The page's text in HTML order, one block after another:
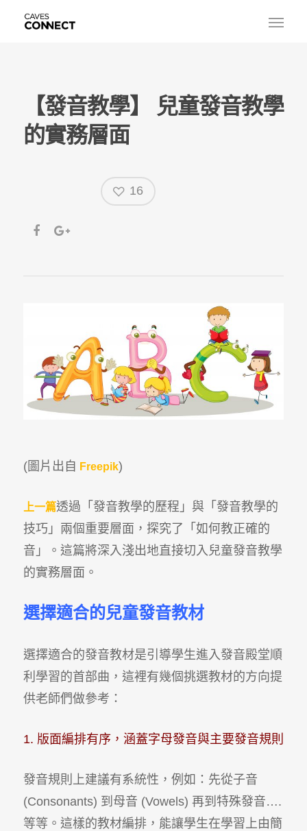
【發音教學】 兒童發音教學
的實務層面
16
(圖片出自 Freepik)
上一篇透過「發音教學的歷程」與「發音教學的
技巧」兩個重要層面，探究了「如何教正確的
音」。這篇將深入淺出地直接切入兒童發音教學
的實務層面。
選擇適合的兒童發音教材
選擇適合的發音教材是引導學生進入發音殿堂順
利學習的首部曲，這裡有幾個挑選教材的方向提
供老師們做參考：
1. 版面編排有序，涵蓋字母發音與主要發音規則
發音規則上建議有系統性，例如：先從子音
(Consonants) 到母音 (Vowels) 再到特殊發音….
等等。這樣的教材編排，能讓學生在學習上由簡